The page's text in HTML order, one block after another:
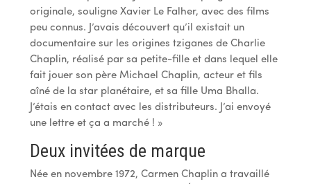
originale, souligne Xavier Le Falher, avec des films
peu connus. J’avais découvert qu’il existait un
documentaire sur les origines tziganes de Charlie
Chaplin, réalisé par sa petite-fille et dans lequel elle
fait jouer son père Michael Chaplin, acteur et fils
aîné de la star planétaire, et sa fille Uma Bhalla.
J’étais en contact avec les distributeurs. J’ai envoyé
une lettre et ça a marché ! »
Deux invitées de marque
Née en novembre 1972, Carmen Chaplin a travaillé